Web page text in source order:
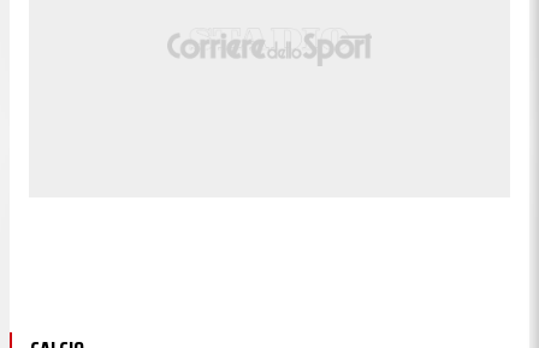
possono cambiare durante la stagione e tutti
devono essere pronti. Alcuni giocatori sono arrivati